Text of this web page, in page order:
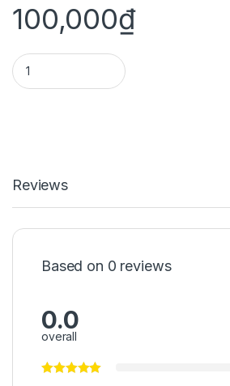
100,000₫
HẠ CHÂN RÍT ĐẦU BÒ EXCITER quantity
Reviews
Based on 0 reviews
0.0
overall